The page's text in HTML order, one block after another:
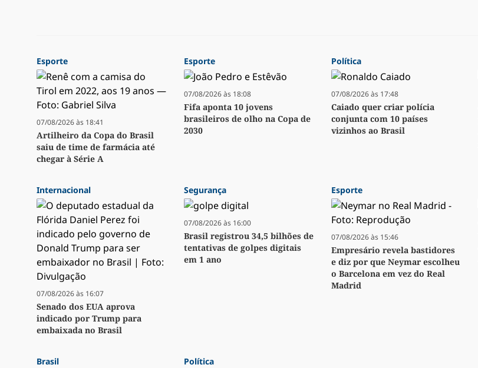
Esporte
07/08/2026 às 18:41
Artilheiro da Copa do Brasil
saiu de time de farmácia até
chegar à Série A
Esporte
07/08/2026 às 18:08
Fifa aponta 10 jovens
brasileiros de olho na Copa de
2030
Política
07/08/2026 às 17:48
Caiado quer criar polícia
conjunta com 10 países
vizinhos ao Brasil
Internacional
07/08/2026 às 16:07
Senado dos EUA aprova
indicado por Trump para
embaixada no Brasil
Segurança
07/08/2026 às 16:00
Brasil registrou 34,5 bilhões de
tentativas de golpes digitais
em 1 ano
Esporte
07/08/2026 às 15:46
Empresário revela bastidores
e diz por que Neymar escolheu
o Barcelona em vez do Real
Madrid
Brasil Política